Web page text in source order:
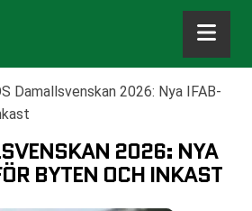
Damallsvenskan 2026: Nya IFAB-
2026: NYA
BYTEN OCH INKAST